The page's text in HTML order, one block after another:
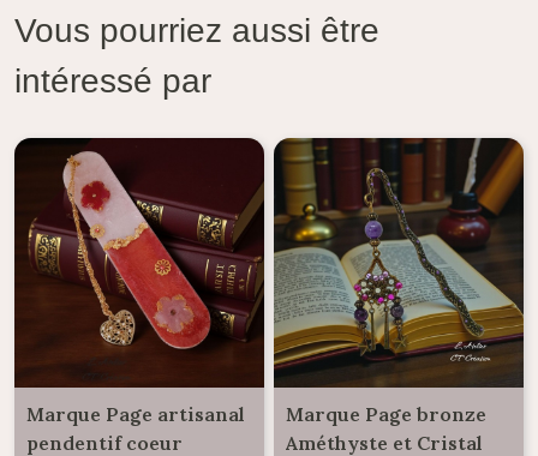
Vous pourriez aussi être
intéressé par
Marque Page artisanal
pendentif coeur
Marque Page bronze
Améthyste et Cristal